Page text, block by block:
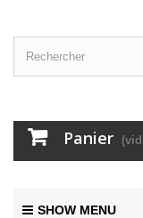
Panier
SHOW MENU